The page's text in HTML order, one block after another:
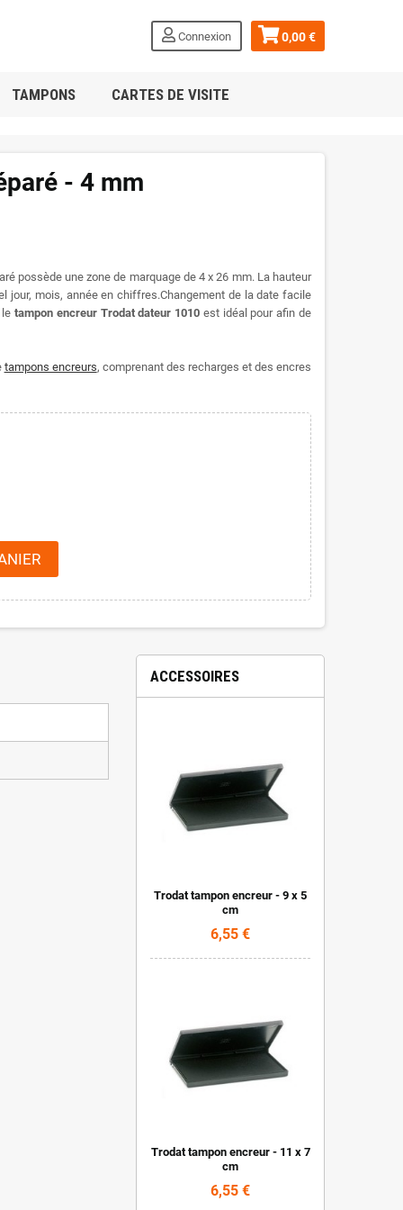
0,00 €
Connexion
TAMPONS CARTES DE VISITE
- 4 mm
possède une zone de marquage de 4 x 26 mm. La hauteur
jour, mois, année en chiffres.Changement de la date facile
tampon encreur Trodatdateur 1010 est idéal pour afin de
tampons encreurs, comprenant des recharges et des encres
ACCESSOIRES
Trodat tampon encreur - 9 x 5
cm
6,55 €
Trodat tampon encreur - 11 x 7
cm
6,55 €